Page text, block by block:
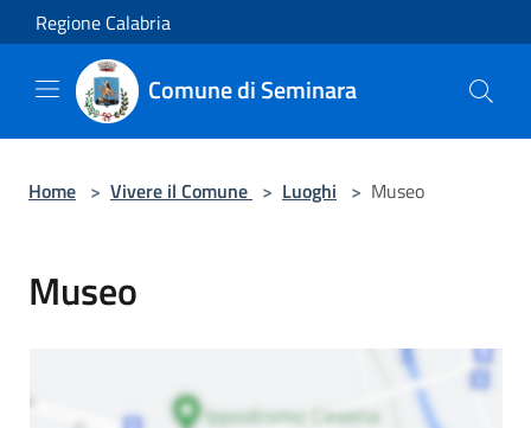
Salta al contenuto principale
Regione Calabria
Comune di Seminara
Home > Vivere il Comune > Luoghi > Museo
Museo